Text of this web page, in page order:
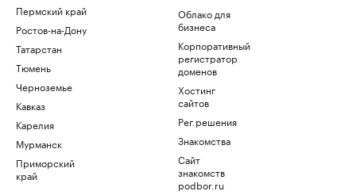
Пермский край
Ростов-на-Дону
Татарстан
Тюмень
Черноземье
Кавказ
Карелия
Мурманск
Приморский
край
Облако для
бизнеса
Корпоративный
регистратор
доменов
Хостинг
сайтов
Рег.решения
Знакомства
Сайт
знакомств
podbor.ru